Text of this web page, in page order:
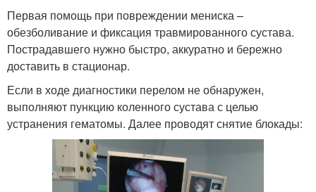
Первая помощь при повреждении мениска –
обезболивание и фиксация травмированного сустава.
Пострадавшего нужно быстро, аккуратно и бережно
доставить в стационар.
Если в ходе диагностики перелом не обнаружен,
выполняют пункцию коленного сустава с целью
устранения гематомы. Далее проводят снятие блокады: